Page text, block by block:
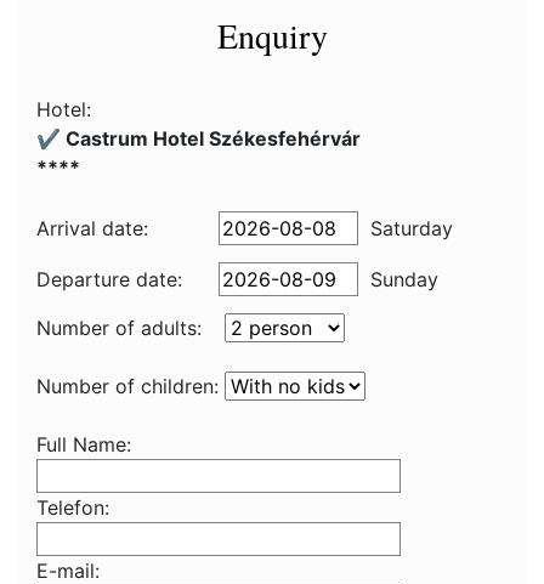
Enquiry
Hotel:
✔️ Castrum Hotel Székesfehérvár
****
Arrival date: Saturday
Departure date:
Sunday
Number of adults:
Number of children:
Full Name:
Telefon:
E-mail: